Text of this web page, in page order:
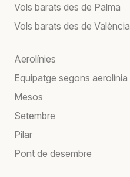
Vols barats des de Palma
Vols barats des de València
Aerolínies
Equipatge segons aerolínia
Mesos
Setembre
Pilar
Pont de desembre